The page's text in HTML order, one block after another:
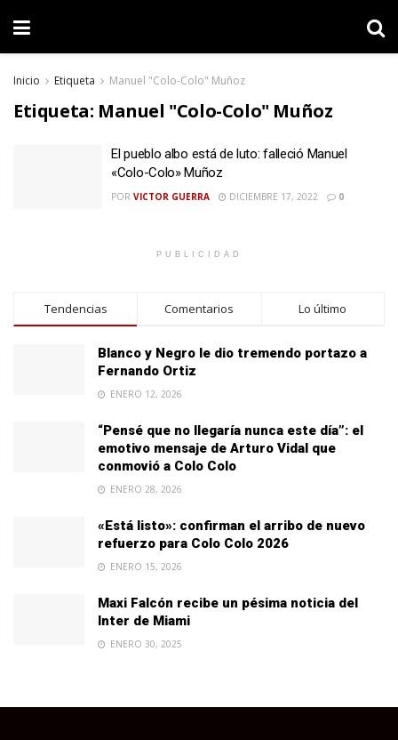
Inicio Etiqueta Manuel "Colo-Colo" Muñoz
Etiqueta: Manuel "Colo-Colo" Muñoz
El pueblo albo está de luto: falleció Manuel
«Colo-Colo» Muñoz
POR VICTOR GUERRA DICIEMBRE 17, 2022 0
PUBLICIDAD
Tendencias Comentarios Lo último
Blanco y Negro le dio tremendo portazo a
Fernando Ortiz
ENERO 12, 2026
“Pensé que no llegaría nunca este día”: el
emotivo mensaje de Arturo Vidal que
conmovió a Colo Colo
ENERO 28, 2026
«Está listo»: confirman el arribo de nuevo
refuerzo para Colo Colo 2026
ENERO 15, 2026
Maxi Falcón recibe un pésima noticia del
Inter de Miami
ENERO 30, 2025